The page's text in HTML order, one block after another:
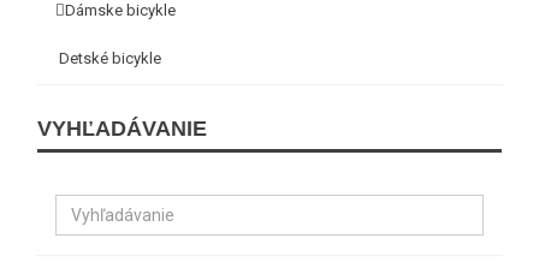
Dámske bicykle
Detské bicykle
VYHĽADÁVANIE